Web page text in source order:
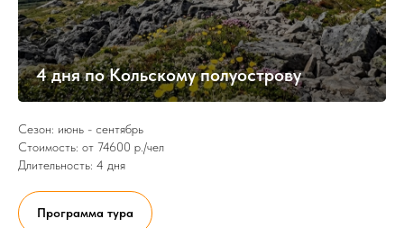
4 дня по Кольскому полуострову
Сезон: июнь - сентябрь
Стоимость: от 74600 р./чел
Длительность: 4 дня
Программа тура